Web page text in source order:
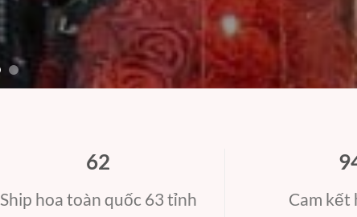
63
Ship hoa toàn quốc 63 tỉnh
Cam kết